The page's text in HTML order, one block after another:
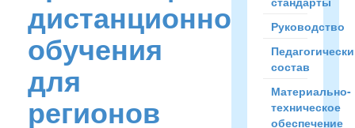
дистанционного
обучения
для
регионов
Руководство
состав
Материально-
техническое
обеспечение